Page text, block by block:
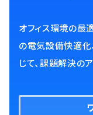
オフィス環境の最
の電気設備快適化
じて、課題解決の